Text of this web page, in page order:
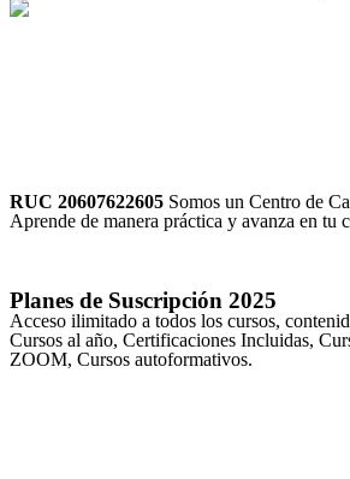
RUC 20607622605 Somos un Centro de
Aprende de manera práctica y avanza en tu
Planes de Suscripción 2025
Acceso ilimitado a todos los cursos,
Cursos al año, Certificaciones Incluidas,
ZOOM, Cursos autoformativos.